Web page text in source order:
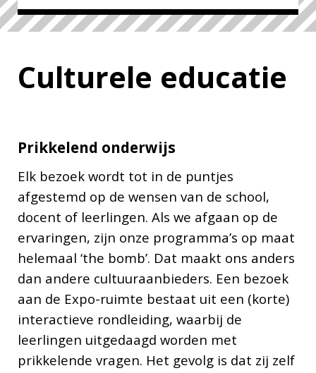
Culturele educatie
Prikkelend onderwijs
Elk bezoek wordt tot in de puntjes
afgestemd op de wensen van de school,
docent of leerlingen. Als we afgaan op de
ervaringen, zijn onze programma’s op maat
helemaal ‘the bomb’. Dat maakt ons anders
dan andere cultuuraanbieders. Een bezoek
aan de Expo-ruimte bestaat uit een (korte)
interactieve rondleiding, waarbij de
leerlingen uitgedaagd worden met
prikkelende vragen. Het gevolg is dat zij zelf